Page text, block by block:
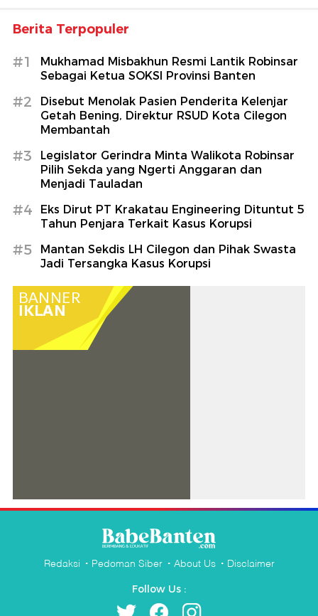
Berita Terpopuler
#1
Mukhamad Misbakhun Resmi Lantik Robinsar
Sebagai Ketua SOKSI Provinsi Banten
#2
Disebut Menolak Pasien Penderita Kelenjar
Getah Bening, Direktur RSUD Kota Cilegon
Membantah
#3
Legislator Gerindra Minta Walikota Robinsar
Pilih Sekda yang Ngerti Anggaran dan
Menjadi Tauladan
#4
Eks Dirut PT Krakatau Engineering Dituntut 5
Tahun Penjara Terkait Kasus Korupsi
#5
Mantan Sekdis LH Cilegon dan Pihak Swasta
Jadi Tersangka Kasus Korupsi
Redaksi Pedoman Siber About Us Disclaimer
Follow Us :